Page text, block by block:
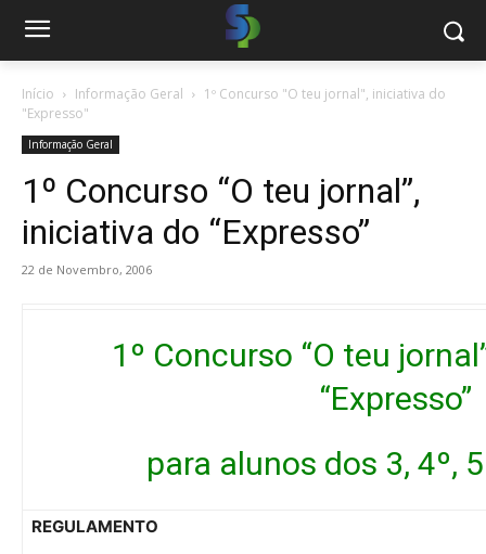
Início Informação Geral
1º Concurso "O teu jornal", iniciativa do
"Expresso"
Informação Geral
1º Concurso “O teu jornal”,
iniciativa do “Expresso”
22 de Novembro, 2006
1º Concurso “O teu
“Expresso”
para alunos dos 3, 4º,
REGULAMENTO